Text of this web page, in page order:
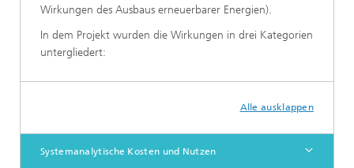
Wirkungen des Ausbaus erneuerbarer Energien).
In dem Projekt wurden die Wirkungen in drei Kategorien
untergliedert:
Alle ausklappen
Systemanalytische Kosten und Nutzen